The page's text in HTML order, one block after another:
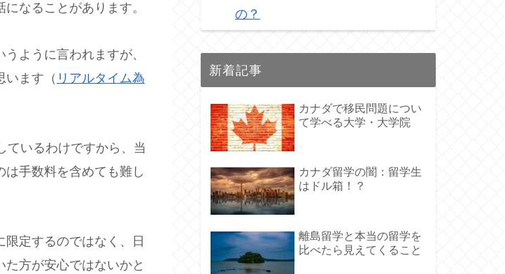
なることがあります。
ように言われますが、
います（ リアルタイム為
ているわけですから、当
手数料を含めても難し
定するのではなく、日
方が安心ではないかと
の？
新着記事
カナダで移民問題につい
て学べる大学・大学院
カナダ留学の闇：留学生
はドル箱！？
離島留学と本当の留学を
比べたら見えてくること